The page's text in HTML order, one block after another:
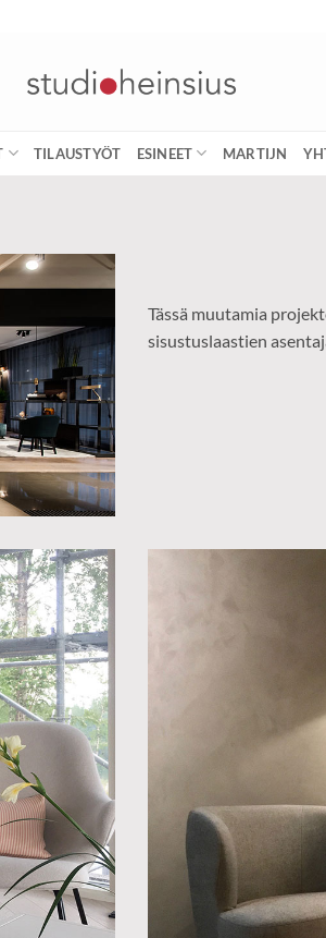
TILAUSTYÖT ESINEET MARTIJN
Tässä muutamia
sisustuslaastien